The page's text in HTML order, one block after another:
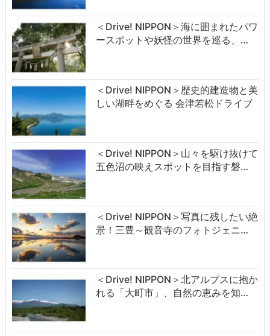
＜Drive! NIPPON＞海に囲まれたパワ
ースポットや妖怪の世界を巡る、…
＜Drive! NIPPON＞歴史的建造物と美
しい湖畔をめぐる 会津若松ドライブ
＜Drive! NIPPON＞山々を駆け抜けて
五色沼の映えスポットを目指す磐…
＜Drive! NIPPON＞写真に残したい絶
景！三豊～観音寺のフォトジェニ…
＜Drive! NIPPON＞北アルプスに抱か
れる「大町市」、自然の恵みを知…